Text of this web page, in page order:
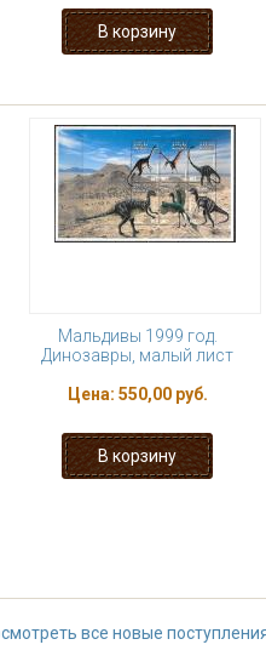
Мальдивы 1999 год.
Динозавры, малый лист
Цена: 550,00 руб.
все новые